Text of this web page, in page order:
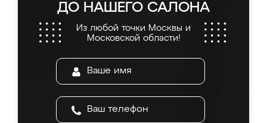
ДО НАШЕГО САЛОНА
Из любой точки Москвы и
Московской области!